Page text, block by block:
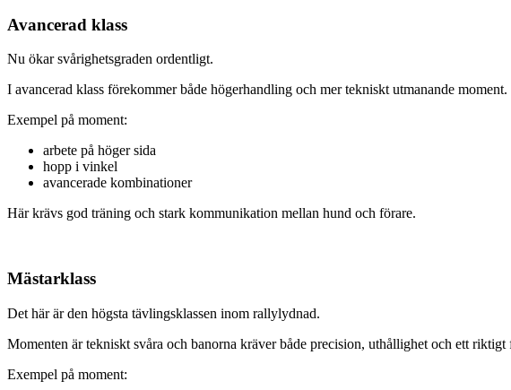
Avancerad klass
Nu ökar svårighetsgraden ordentligt.
I avancerad klass förekommer både högerhandling och mer tekniskt utmanande
Exempel på moment:
arbete på höger sida
hopp i vinkel
avancerade kombinationer
Här krävs god träning och stark kommunikation mellan hund och förare.
Mästarklass
Det här är den högsta tävlingsklassen inom rallylydnad.
Momenten är tekniskt svåra och banorna kräver både precision, uthållighet och ett
Exempel på moment: